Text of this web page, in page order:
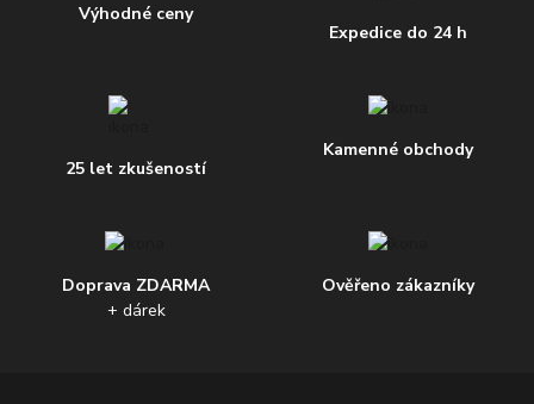
Výhodné ceny
Expedice do 24 h
25 let zkušeností
Kamenné obchody
Doprava ZDARMA
+ dárek
Ověřeno zákazníky